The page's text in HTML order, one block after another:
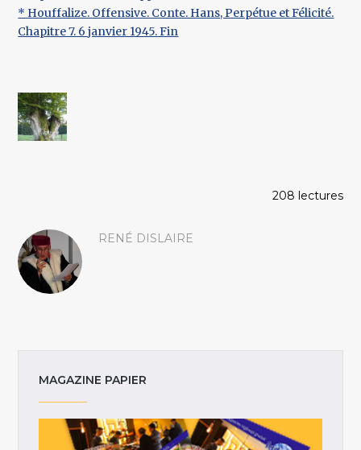
* Houffalize. Offensive. Conte. Hans, Perpétue et Félicité.
Chapitre 7. 6 janvier 1945. Fin
208 lectures
RENÉ DISLAIRE
MAGAZINE PAPIER